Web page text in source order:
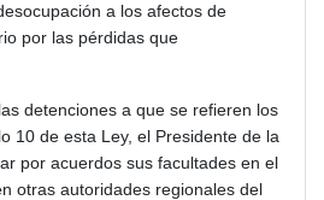
a los afectos de
por las pérdidas que
detenciones a que se refieren los
10 de esta Ley, el Presidente de la
por acuerdos sus facultades en el
otras autoridades regionales del